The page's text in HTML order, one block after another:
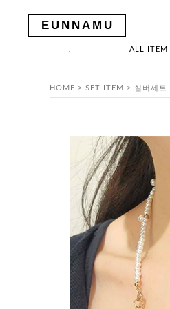
EUNNAMU
ALL ITEM
HOME > SET ITEM > 실버세트